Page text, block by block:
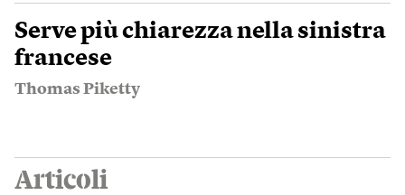
Serve più chiarezza nella sinistra
francese
Thomas Piketty
Articoli